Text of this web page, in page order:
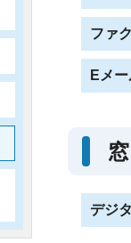
ファ
Eメ
デジ